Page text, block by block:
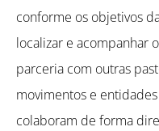
conforme os objetivos
localizar e acompanhar
parceria com outras
movimentos e
colaboram de forma